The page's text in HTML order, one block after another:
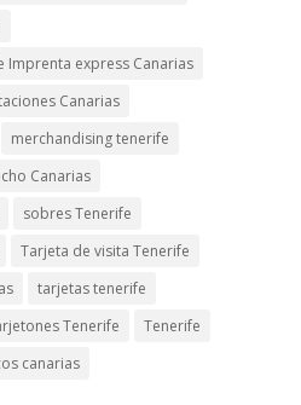
Imprenta express Canarias
Canarias
merchandising tenerife
Canarias
sobres Tenerife
Tarjeta de visita Tenerife
tarjetas tenerife
Tenerife
Tenerife
canarias